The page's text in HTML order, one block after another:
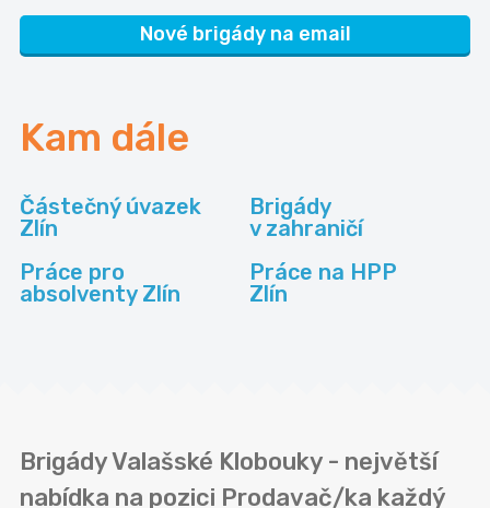
Nové brigády na email
Kam dále
Částečný úvazek
Zlín
Brigády
v zahraničí
Práce pro
absolventy Zlín
Práce na HPP
Zlín
Brigády Valašské Klobouky - největší
nabídka na pozici Prodavač/ka každý